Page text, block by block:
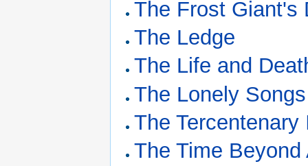
The Frost Giant's
The Ledge
The Life and
The Lonely
The Tercentenary
The Time Beyond